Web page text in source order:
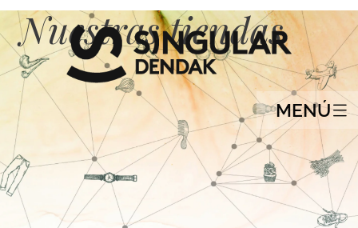
MENÚ
Nuestras tiendas